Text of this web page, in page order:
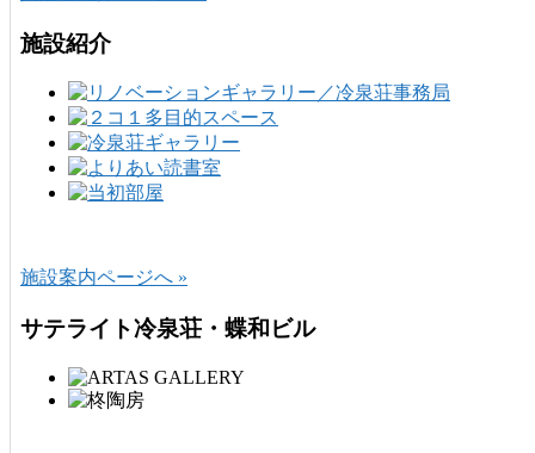
施設紹介
施設案内ページへ »
サテライト冷泉荘・蝶和ビル